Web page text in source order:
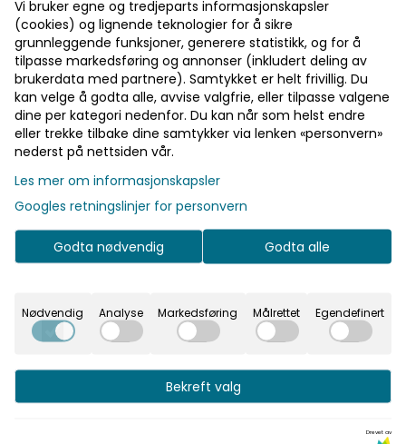
450,-
Velg størrelse
På lager
Fast fraktpris
Vi bruker egne og tredjeparts informasjonskapsler
(cookies) og lignende teknologier for å sikre
grunnleggende funksjoner, generere statistikk, og for å
tilpasse markedsføring og annonser (inkludert deling av
brukerdata med partnere). Samtykket er helt frivillig. Du
kan velge å godta alle, avvise valgfrie, eller tilpasse valgene
dine per kategori nedenfor. Du kan når som helst endre
eller trekke tilbake dine samtykker via lenken «personvern»
nederst på nettsiden vår.
Les mer om informasjonskapsler
Googles retningslinjer for personvern
Godta nødvendig Godta alle
Nødvendig Analyse Markedsføring Målrettet Egendefinert
Bekreft valg
Drevet av